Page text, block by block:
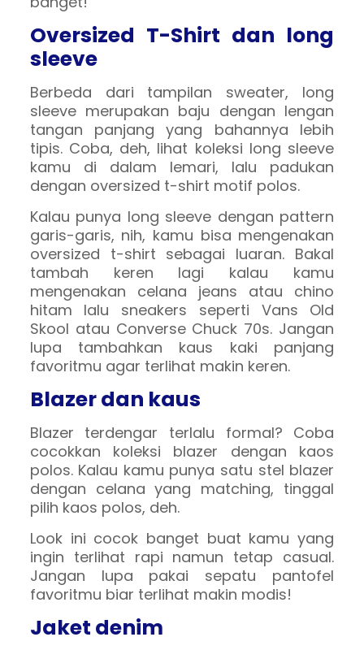
Oversized T-Shirt dan long
sleeve
Berbeda dari tampilan sweater, long
sleeve merupakan baju dengan lengan
tangan panjang yang bahannya lebih
tipis. Coba, deh, lihat koleksi long sleeve
kamu di dalam lemari, lalu padukan
dengan oversized t-shirt motif polos.
Kalau punya long sleeve dengan pattern
garis-garis, nih, kamu bisa mengenakan
oversized t-shirt sebagai luaran. Bakal
tambah keren lagi kalau kamu
mengenakan celana jeans atau chino
hitam lalu sneakers seperti Vans Old
Skool atau Converse Chuck 70s. Jangan
lupa tambahkan kaus kaki panjang
favoritmu agar terlihat makin keren.
Blazer dan kaus
Blazer terdengar terlalu formal? Coba
cocokkan koleksi blazer dengan kaos
polos. Kalau kamu punya satu stel blazer
dengan celana yang matching, tinggal
pilih kaos polos, deh.
Look ini cocok banget buat kamu yang
ingin terlihat rapi namun tetap casual.
Jangan lupa pakai sepatu pantofel
favoritmu biar terlihat makin modis!
Jaket denim